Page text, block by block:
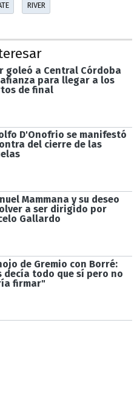
RIVER
goleó a Central Córdoba
afianza para llegar a los
de final
D'Onofrio se manifestó
del cierre de las
Mammana y su deseo
a ser dirigido por
Gallardo
de Gremio con Borré:
decía todo que sí pero no
firmar"